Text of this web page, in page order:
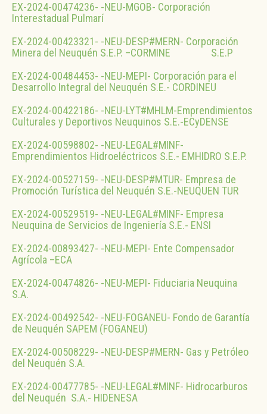
EX-2024-00474236- -NEU-MGOB- Corporación
Interestadual Pulmarí
EX-2024-00423321- -NEU-DESP#MERN- Corporación
Minera del Neuquén S.E.P. –CORMINE S.E.P
EX-2024-00484453- -NEU-MEPI- Corporación para el
Desarrollo Integral del Neuquén S.E.- CORDINEU
EX-2024-00422186- -NEU-LYT#MHLM-Emprendimientos
Culturales y Deportivos Neuquinos S.E.-ECyDENSE
EX-2024-00598802- -NEU-LEGAL#MINF-
Emprendimientos Hidroeléctricos S.E.- EMHIDRO S.E.P.
EX-2024-00527159- -NEU-DESP#MTUR- Empresa de
Promoción Turística del Neuquén S.E.-NEUQUEN TUR
EX-2024-00529519- -NEU-LEGAL#MINF- Empresa
Neuquina de Servicios de Ingeniería S.E.- ENSI
EX-2024-00893427- -NEU-MEPI- Ente Compensador
Agrícola –ECA
EX-2024-00474826- -NEU-MEPI- Fiduciaria Neuquina
S.A.
EX-2024-00492542- -NEU-FOGANEU- Fondo de Garantía
de Neuquén SAPEM (FOGANEU)
EX-2024-00508229- -NEU-DESP#MERN- Gas y Petróleo
del Neuquén S.A.
EX-2024-00477785- -NEU-LEGAL#MINF- Hidrocarburos
del Neuquén S.A.- HIDENESA